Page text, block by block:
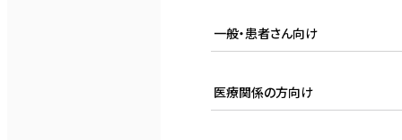
一般・患者さん向け
予防接種
医療関係の方向け